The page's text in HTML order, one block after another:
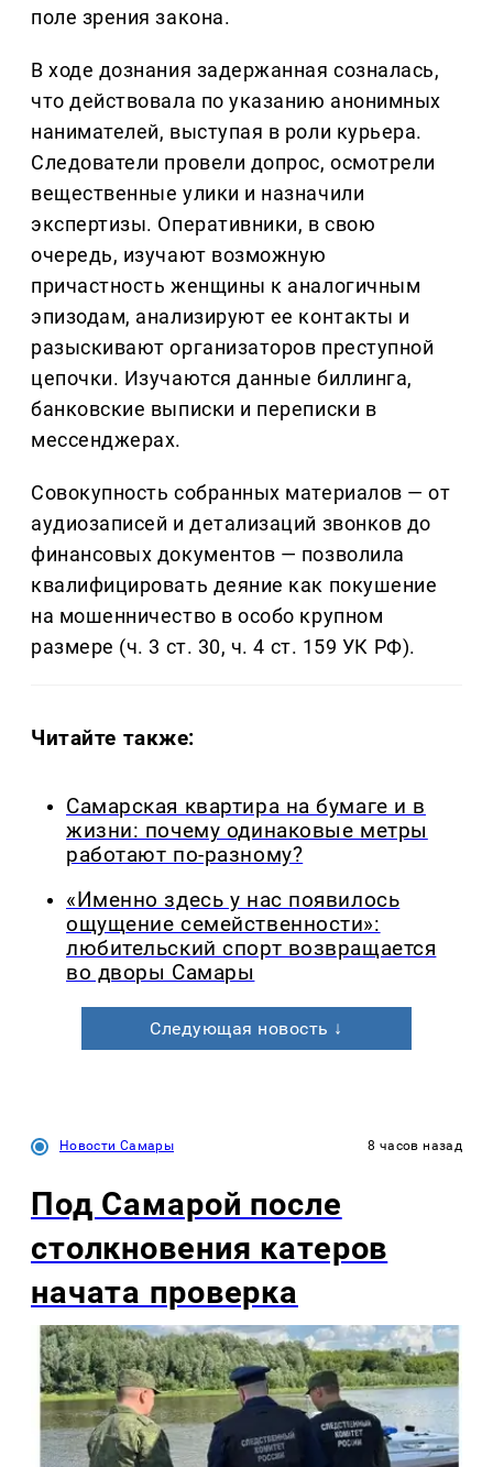
поле зрения закона.
В ходе дознания задержанная созналась,
что действовала по указанию анонимных
нанимателей, выступая в роли курьера.
Следователи провели допрос, осмотрели
вещественные улики и назначили
экспертизы. Оперативники, в свою
очередь, изучают возможную
причастность женщины к аналогичным
эпизодам, анализируют ее контакты и
разыскивают организаторов преступной
цепочки. Изучаются данные биллинга,
банковские выписки и переписки в
мессенджерах.
Совокупность собранных материалов — от
аудиозаписей и детализаций звонков до
финансовых документов — позволила
квалифицировать деяние как покушение
на мошенничество в особо крупном
размере (ч. 3 ст. 30, ч. 4 ст. 159 УК РФ).
Читайте также:
Самарская квартира на бумаге и в
жизни: почему одинаковые метры
работают по-разному?
«Именно здесь у нас появилось
ощущение семейственности»:
любительский спорт возвращается
во дворы Самары
Следующая новость ↓
Новости Самары 8 часов назад
Под Самарой после
столкновения катеров
начата проверка